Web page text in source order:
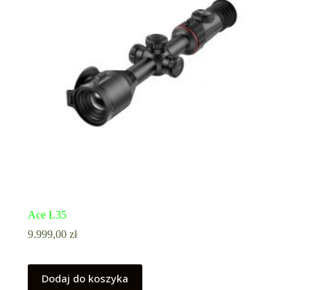
Ace L35
9.999,00 zł
Dodaj do koszyka